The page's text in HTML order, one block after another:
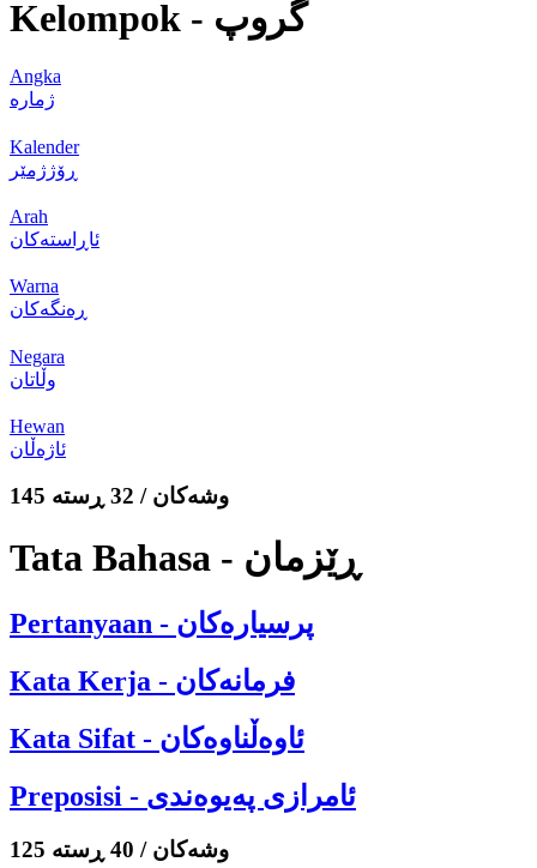
Kelompok - گروپ
Angka
ژمارە
Kalender
ڕۆژژمێر
Arah
ئاڕاستەکان
Warna
ڕەنگەکان
Negara
وڵاتان
Hewan
ئاژەڵان
145 وشەکان / 32 ڕستە
Tata Bahasa - ڕێزمان
Pertanyaan - پرسیارەکان
Kata Kerja - فرمانەکان
Kata Sifat - ئاوەڵناوەکان
Preposisi - ئامرازی پەیوەندی
125 وشەکان / 40 ڕستە